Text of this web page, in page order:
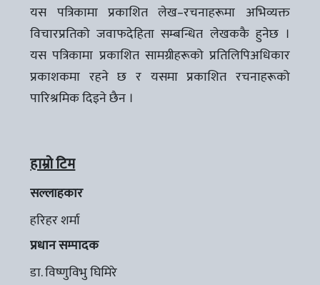
यस पत्रिकामा प्रकाशित लेख–रचनाहरूमा अभिव्यक्त
विचारप्रतिको जवाफदेहिता सम्बन्धित लेखककै हुनेछ ।
यस पत्रिकामा प्रकाशित सामग्रीहरूको प्रतिलिपिअधिकार
प्रकाशकमा रहने छ र यसमा प्रकाशित रचनाहरूको
पारिश्रमिक दिइने छैन ।
हाम्रो टिम
सल्लाहकार
हरिहर शर्मा
प्रधान सम्पादक
डा. विष्णुविभु घिमिरे